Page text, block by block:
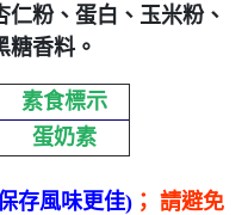
粉、蛋白、玉米粉、
糖香料。
素食標示
蛋奶素
存風味更佳) ； 請避免